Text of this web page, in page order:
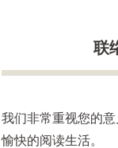
联
我们非常重视您的
愉快的阅读生活。